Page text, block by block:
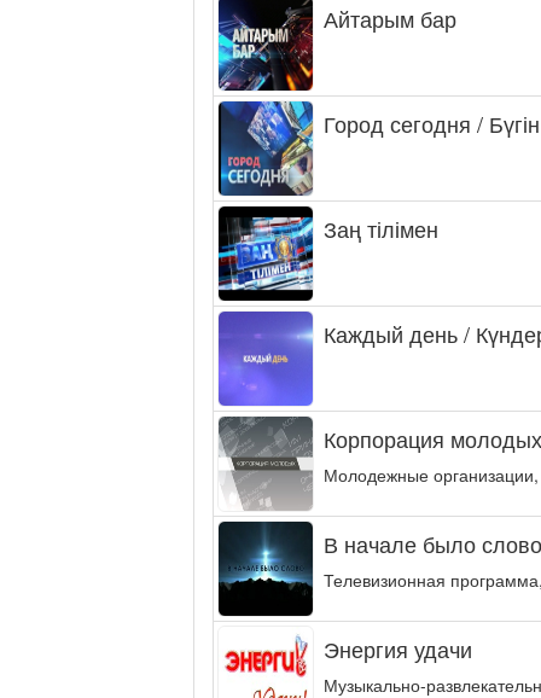
Айтарым бар
Город сегодня /
Заң тілімен
Каждый день /
Корпорация
Молодежные
В начале было
Телевизионная
Энергия удачи
Музыкально-